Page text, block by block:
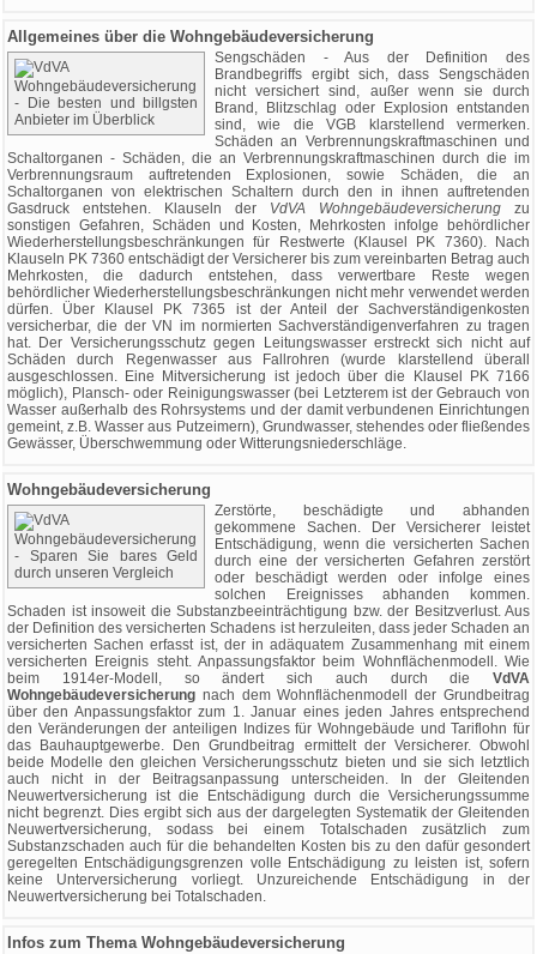
Allgemeines über die Wohngebäudeversicherung
Sengschäden - Aus der Definition des
Brandbegriffs ergibt sich, dass Sengschäden
nicht versichert sind, außer wenn sie durch
Brand, Blitzschlag oder Explosion entstanden
sind, wie die VGB klarstellend vermerken.
Schäden an Verbrennungskraftmaschinen und
Schaltorganen - Schäden, die an Verbrennungskraftmaschinen durch die im
Verbrennungsraum auftretenden Explosionen, sowie Schäden, die an
Schaltorganen von elektrischen Schaltern durch den in ihnen auftretenden
Gasdruck entstehen. Klauseln der VdVA Wohngebäudeversicherung zu
sonstigen Gefahren, Schäden und Kosten, Mehrkosten infolge behördlicher
Wiederherstellungsbeschränkungen für Restwerte (Klausel PK 7360). Nach
Klauseln PK 7360 entschädigt der Versicherer bis zum vereinbarten Betrag auch
Mehrkosten, die dadurch entstehen, dass verwertbare Reste wegen
behördlicher Wiederherstellungsbeschränkungen nicht mehr verwendet werden
dürfen. Über Klausel PK 7365 ist der Anteil der Sachverständigenkosten
versicherbar, die der VN im normierten Sachverständigenverfahren zu tragen
hat. Der Versicherungsschutz gegen Leitungswasser erstreckt sich nicht auf
Schäden durch Regenwasser aus Fallrohren (wurde klarstellend überall
ausgeschlossen. Eine Mitversicherung ist jedoch über die Klausel PK 7166
möglich), Plansch- oder Reinigungswasser (bei Letzterem ist der Gebrauch von
Wasser außerhalb des Rohrsystems und der damit verbundenen Einrichtungen
gemeint, z.B. Wasser aus Putzeimern), Grundwasser, stehendes oder fließendes
Gewässer, Überschwemmung oder Witterungsniederschläge.
Wohngebäudeversicherung
Zerstörte, beschädigte und abhanden
gekommene Sachen. Der Versicherer leistet
Entschädigung, wenn die versicherten Sachen
durch eine der versicherten Gefahren zerstört
oder beschädigt werden oder infolge eines
solchen Ereignisses abhanden kommen.
Schaden ist insoweit die Substanzbeeinträchtigung bzw. der Besitzverlust. Aus
der Definition des versicherten Schadens ist herzuleiten, dass jeder Schaden an
versicherten Sachen erfasst ist, der in adäquatem Zusammenhang mit einem
versicherten Ereignis steht. Anpassungsfaktor beim Wohnflächenmodell. Wie
beim 1914er-Modell, so ändert sich auch durch die VdVA
Wohngebäudeversicherung nach dem Wohnflächenmodell der Grundbeitrag
über den Anpassungsfaktor zum 1. Januar eines jeden Jahres entsprechend
den Veränderungen der anteiligen Indizes für Wohngebäude und Tariflohn für
das Bauhauptgewerbe. Den Grundbeitrag ermittelt der Versicherer. Obwohl
beide Modelle den gleichen Versicherungsschutz bieten und sie sich letztlich
auch nicht in der Beitragsanpassung unterscheiden. In der Gleitenden
Neuwertversicherung ist die Entschädigung durch die Versicherungssumme
nicht begrenzt. Dies ergibt sich aus der dargelegten Systematik der Gleitenden
Neuwertversicherung, sodass bei einem Totalschaden zusätzlich zum
Substanzschaden auch für die behandelten Kosten bis zu den dafür gesondert
geregelten Entschädigungsgrenzen volle Entschädigung zu leisten ist, sofern
keine Unterversicherung vorliegt. Unzureichende Entschädigung in der
Neuwertversicherung bei Totalschaden.
Infos zum Thema Wohngebäudeversicherung